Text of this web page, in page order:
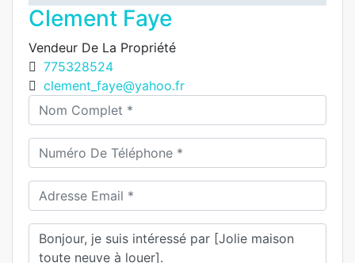
Clement Faye
Vendeur De La Propriété
775328524
clement_faye@yahoo.fr